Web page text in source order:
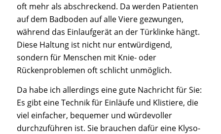
oft mehr als abschreckend. Da werden Patienten
auf dem Badboden auf alle Viere gezwungen,
während das Einlaufgerät an der Türklinke hängt.
Diese Haltung ist nicht nur entwürdigend,
sondern für Menschen mit Knie- oder
Rückenproblemen oft schlicht unmöglich.
Da habe ich allerdings eine gute Nachricht für Sie:
Es gibt eine Technik für Einläufe und Klistiere, die
viel einfacher, bequemer und würdevoller
durchzuführen ist. Sie brauchen dafür eine Klyso-